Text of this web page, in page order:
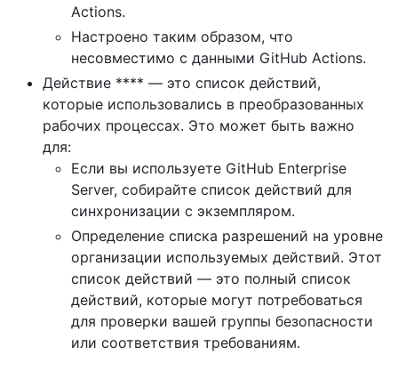
Actions.
Настроено таким образом, что
несовместимо с данными GitHub Actions.
Действие **** — это список действий,
которые использовались в преобразованных
рабочих процессах. Это может быть важно
для:
Если вы используете GitHub Enterprise
Server, собирайте список действий для
синхронизации с экземпляром.
Определение списка разрешений на уровне
организации используемых действий. Этот
список действий — это полный список
действий, которые могут потребоваться
для проверки вашей группы безопасности
или соответствия требованиям.